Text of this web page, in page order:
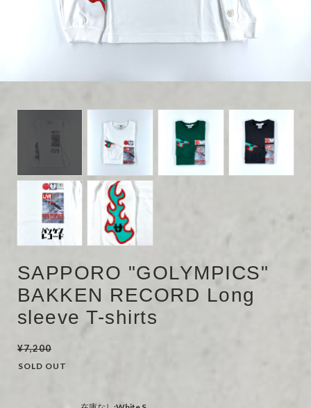
SAPPORO "GOLYMPICS"
BAKKEN RECORD Long
sleeve T-shirts
¥7,200
SOLD OUT